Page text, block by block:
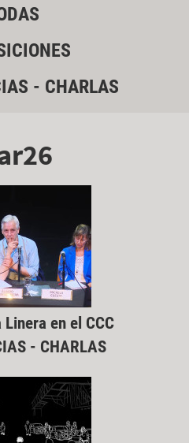
- CHARLAS
en el CCC
- CHARLAS